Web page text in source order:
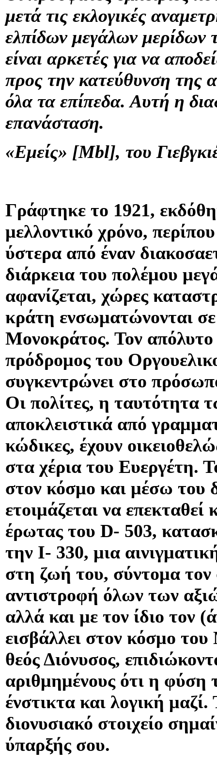
μετά τις εκλογικές
ελπίδων μεγάλων
είναι αρκετές για να
προς την κατεύθυνση της
όλα τα επίπεδα. Αυτή η
επανάσταση.
«Εμείς» [Mbl], του
Γράφτηκε το 1921,
μελλοντικό χρόνο,
ύστερα από έναν
διάρκεια του πολέμου
αφανίζεται, χώρες
κράτη ενσωματώνονται
Μονοκράτος. Τον απόλυτο
πρόδρομος του
συγκεντρώνει στο
Οι πολίτες, η ταυτότητα
αποκλειστικά από
κώδικες, έχουν
στα χέρια του Ευεργέτη.
στον κόσμο και μέσω
ετοιμάζεται να
έρωτας του D- 503,
την I- 330, μια
στη ζωή του, σύντομα τον
αντιστροφή όλων των
αλλά και με τον ίδιο τον
εισβάλλει στον κόσμο
θεός Διόνυσος,
αριθμημένους ότι η φύση
ένστικτα και λογική
διονυσιακό στοιχείο
ύπαρξής σου.